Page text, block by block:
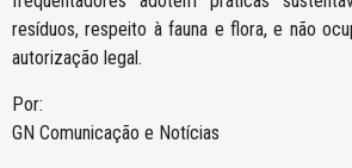
resíduos, respeito à fauna e flora, e não
autorização legal.
Por:
GN Comunicação e Notícias